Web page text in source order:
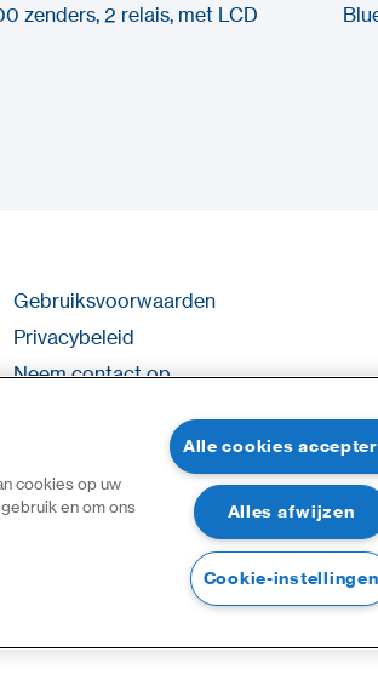
zenders, 2 relais, met LCD
Gebruiksvoorwaarden
Privacybeleid
Neem contact op
cookies op uw
en om ons
Alle cookies
Alles afwijzen
Cookie-instellingen